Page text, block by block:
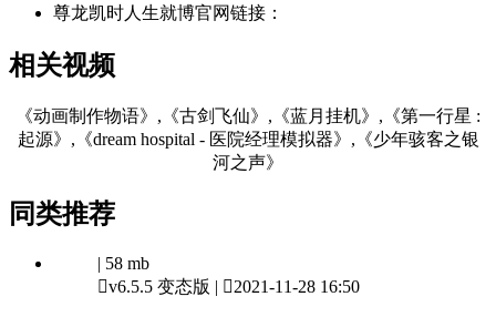
尊龙凯时人生就博官网链接：
相关视频
《动画制作物语》,《古剑飞仙》,《蓝月挂机》,《第一行星 :
起源》,《dream hospital - 医院经理模拟器》,《少年骇客之银
河之声》
同类推荐
| 58 mb
v6.5.5 变态版 | 2021-11-28 16:50